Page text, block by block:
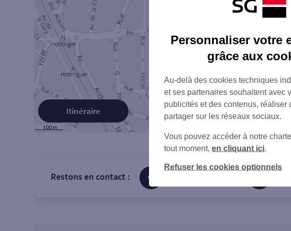
Itinéraire
Restons en contact :
Personnaliser votre
grâce aux
Au-delà des cookies techniques
et ses partenaires souhaitent avec
publicités et des contenus, réaliser
partager sur les réseaux sociaux.
Vous pouvez accéder à notre
tout moment, en cliquant ici
Refuser les cookies optionnels